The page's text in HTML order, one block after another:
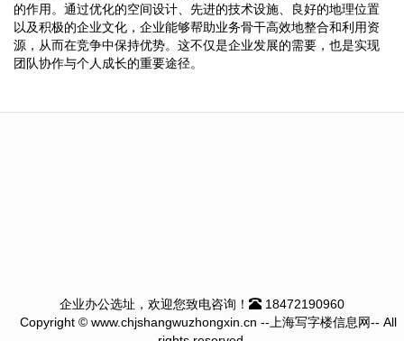
的作用。通过优化的空间设计、先进的技术设施、良好的地理位置
以及积极的企业文化，企业能够帮助业务骨干高效地整合和利用资
源，从而在竞争中保持优势。这不仅是企业发展的需要，也是实现
团队协作与个人成长的重要途径。
企业办公选址，欢迎您致电咨询！
18472190960
Copyright © www.chjshangwuzhongxin.cn --上海写字楼信息网-- All